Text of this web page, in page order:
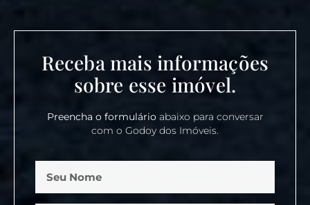
Receba mais informações
sobre esse imóvel.
Preencha o formulárioabaixo para conversar
com o Godoy dos Imóveis.